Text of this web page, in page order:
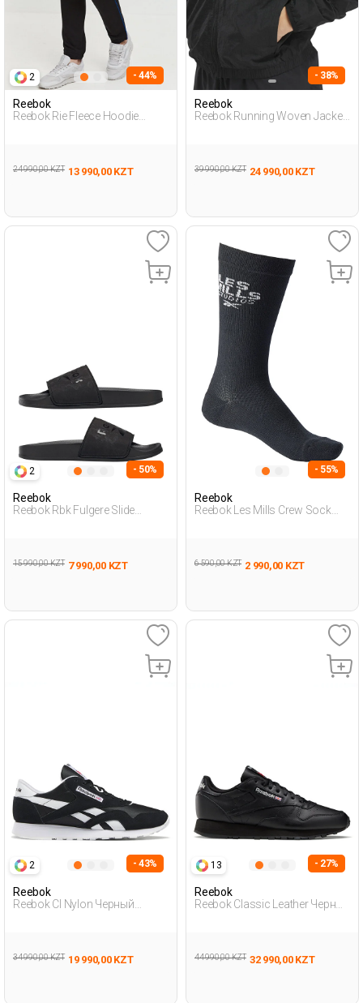
2 - 44%
Reebok
Reebok Rie Fleece Hoodie
24 990,00 KZT 13 990,00 KZT
- 38%
Reebok
Reebok Running Woven Jacket
39 990,00 KZT 24 990,00 KZT
2 - 50%
Reebok
Reebok Rbk Fulgere Slide
15 990,00 KZT 7 990,00 KZT
- 55%
Reebok
Reebok Les Mills Crew Sock
6 590,00 KZT 2 990,00 KZT
2 - 43%
Reebok
Reebok Cl Nylon Черный
34 990,00 KZT 19 990,00 KZT
13 - 27%
Reebok
Reebok Classic Leather Черный
44 990,00 KZT 32 990,00 KZT